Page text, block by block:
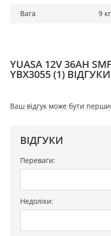
Вага
9 кг
YUASA 12V 36AH
YBX3055 (1) ВІДГУКИ
Ваш відгук може бути
ВІДГУКИ
Переваги:
Недоліки: